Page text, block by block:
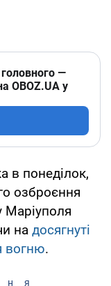
—
OBOZ.UA у
в понеділок,
озброєння
Маріуполя
на досягнуті
вогню.